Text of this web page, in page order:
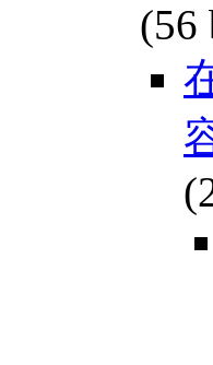
(56